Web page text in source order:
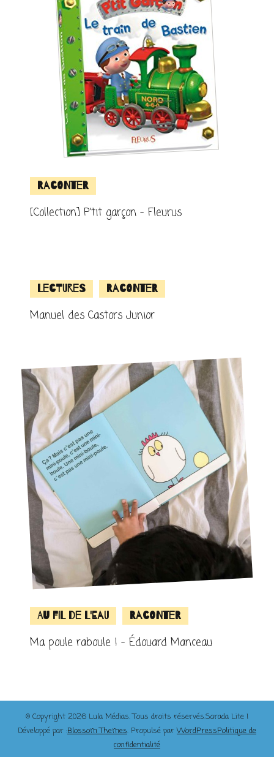
Raconter
[Collection] P’tit garçon – Fleurus
Lectures Raconter
Manuel des Castors Junior
Au fil de l'eau Raconter
Ma poule raboule ! – Édouard Manceau
© Copyright 2026 Lula Médias. Tous droits réservés.Sarada Lite |
Développé par :Blossom Themes. Propulsé parWordPressPolitique de
confidentialité